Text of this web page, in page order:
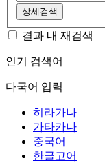
상세검색
결과 내 재검색
인기 검색어
다국어 입력
히라가나
가타카나
중국어
한글고어